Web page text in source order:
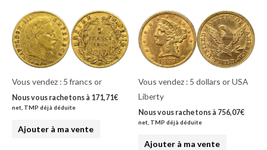
Vous vendez : 5 francs or
Nous vous rachetons à 171,71€
net, TMP déjà déduite
Ajouter à ma vente
Vous vendez : 5 dollars or USA
Liberty
Nous vous rachetons à 756,07€
net, TMP déjà déduite
Ajouter à ma vente